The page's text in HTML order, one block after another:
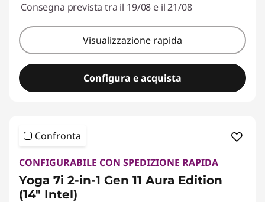
Consegna prevista tra il 19/08 e il 21/08
Visualizzazione rapida
Configura e acquista
Confronta
CONFIGURABILE CON SPEDIZIONE RAPIDA
Yoga 7i 2-in-1 Gen 11 Aura Edition
(14" Intel)